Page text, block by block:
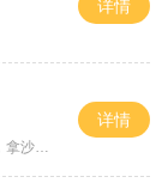
详情
大奖
详情